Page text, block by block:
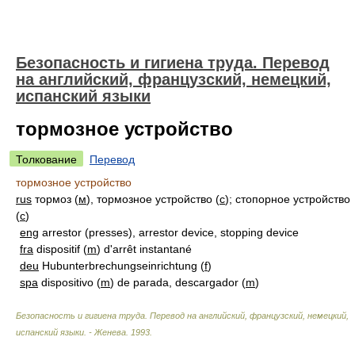
Безопасность и гигиена труда. Перевод
на английский, французский, немецкий,
испанский языки
тормозное устройство
Толкование
Перевод
тормозное устройство
rus тормоз (м), тормозное устройство (с); стопорное устройство
(с)
eng arrestor (presses), arrestor device, stopping device
fra dispositif (m) d'arrêt instantané
deu Hubunterbrechungseinrichtung (f)
spa dispositivo (m) de parada, descargador (m)
Безопасность и гигиена труда. Перевод на английский, французский, немецкий,
испанский языки. - Женева 1993